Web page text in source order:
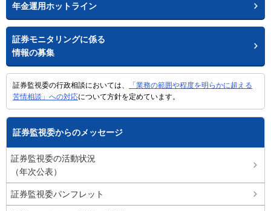
年金運用ホットライン
証券モニタリングに係る
情報の募集
証券監視委の行政相談においては、
「業務の範囲や程度を明らかに超える
苦情相談」への対応について方針を定めています。
証券監視委からのメッセージ
証券監視委の活動状況
（年次公表）
証券監視委パンフレット